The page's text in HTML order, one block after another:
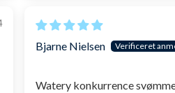
Bjarne Nielsen
Watery konkurrence